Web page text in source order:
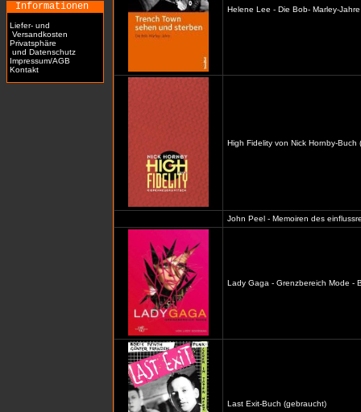
Informationen
Liefer- und
Versandkosten
Privatsphäre
und Datenschutz
Impressum/AGB
Kontakt
Helene Lee - Die Bob- Marley-
High Fidelity von Nick Hornby-Buch
John Peel - Memoiren des
Lady Gaga - Grenzbereich Mode -
Last Exit-Buch (gebraucht)